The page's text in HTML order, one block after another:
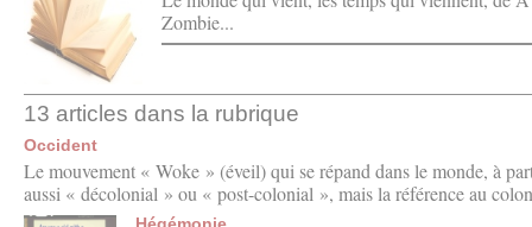
Zombie...
13 articles dans la rubrique
Occident
Le mouvement « Woke » (éveil) qui se répand dans le monde, à
aussi « décolonial » ou « post-colonial », mais la référence au